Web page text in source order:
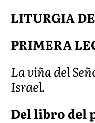
LITURGIA
PRIMERA
La viña del
Israel.
Del libro del